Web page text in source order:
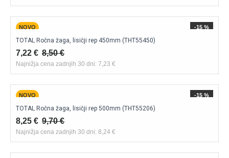
NOVO -15 %
TOTAL Ročna žaga, lisičji rep 450mm (THT55450)
7,22 € 8,50 €
Najnižja cena zadnjih 30 dni: 7,23 €
NOVO -15 %
TOTAL Ročna žaga, lisičji rep 500mm (THT55206)
8,25 € 9,70 €
Najnižja cena zadnjih 30 dni: 8,24 €